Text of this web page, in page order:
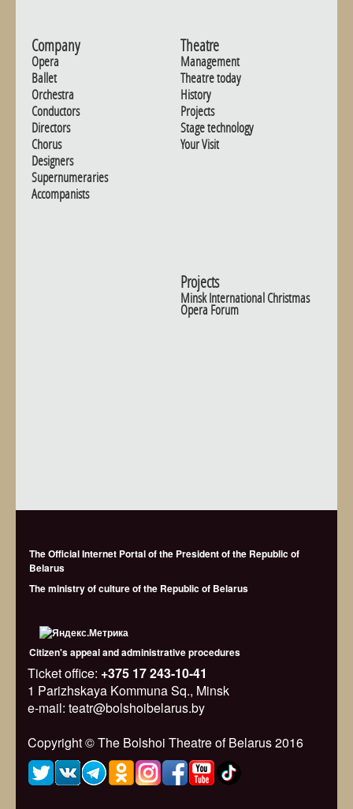
Company
Opera
Ballet
Orchestra
Conductors
Directors
Chorus
Designers
Supernumeraries
Accompanists
Theatre
Management
Theatre today
History
Projects
Stage technology
Your Visit
Projects
Minsk International Christmas
Opera Forum
The Official Internet Portal of the President of the Republic of
Belarus
The ministry of culture of the Republic of Belarus
Citizen's appeal and administrative procedures
Ticket office: +375 17 243-10-41
1 Parizhskaya Kommuna Sq., Minsk
e-mail: teatr@bolshoibelarus.by
Copyright © The Bolshoi Theatre of Belarus 2016